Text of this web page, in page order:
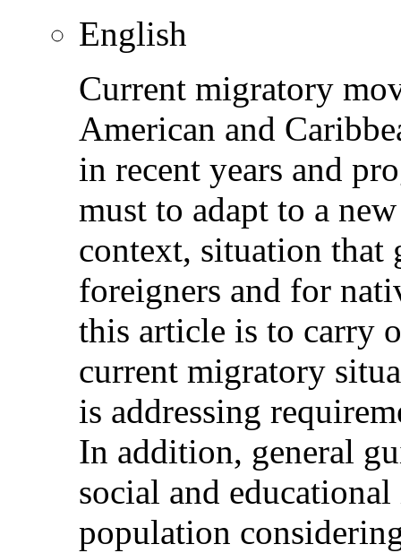
English
Current migratory
American and
in recent years and
must to adapt to a
context, situation that
foreigners and for
this article is to carry
current migratory
is addressing
In addition, general
social and
population